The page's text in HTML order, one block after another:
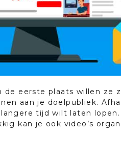
de eerste plaats willen ze
aan je doelpubliek.
tijd wilt laten
kan je ook video’s